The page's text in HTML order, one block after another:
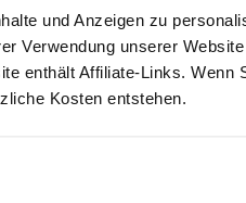
und Anzeigen zu
Verwendung unserer
enthält Affiliate-Links. Wenn
Kosten entstehen.